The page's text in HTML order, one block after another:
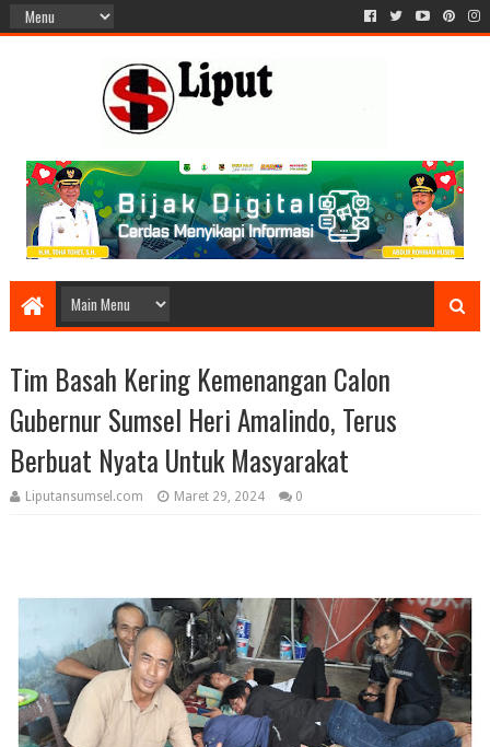
Tim Basah Kering Kemenangan Calon
Gubernur Sumsel Heri Amalindo, Terus
Berbuat Nyata Untuk Masyarakat
Liputansumsel.com Maret 29, 2024 0